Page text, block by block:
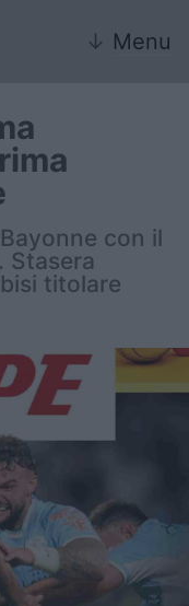
↓ Menu
con il
Stasera
titolare